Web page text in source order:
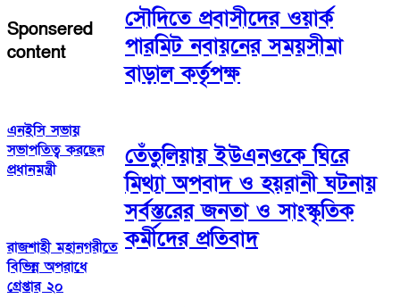
Sponsered
content
এনইসি সভায়
সভাপতিত্ব করছেন
প্রধানমন্ত্রী
রাজশাহী মহানগরীতে
বিভিন্ন অপরাধে
গ্রেপ্তার ২০
সৌদিতে প্রবাসীদের ওয়ার্ক
পারমিট নবায়নের সময়সীমা
বাড়াল কর্তৃপক্ষ
তেঁতুলিয়ায় ইউএনওকে ঘিরে
মিথ্যা অপবাদ ও হয়রানী ঘটনায়
সর্বস্তরের জনতা ও সাংস্কৃতিক
কর্মীদের প্রতিবাদ